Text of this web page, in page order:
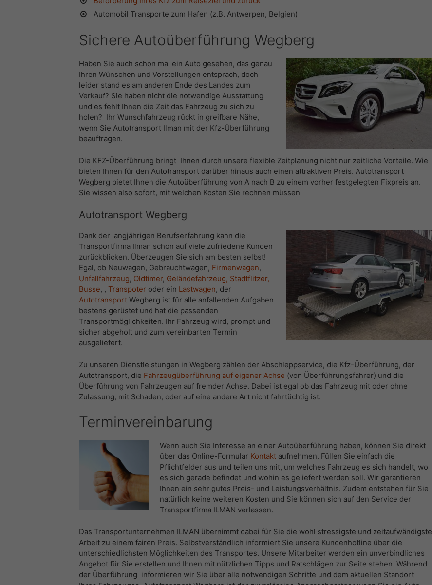
Automobil Transporte zum Hafen (z.B. Antwerpen, Belgien)
Sichere Autoüberführung Wegberg
Haben Sie auch schon mal ein Auto gesehen, das genau
Ihren Wünschen und Vorstellungen entsprach, doch
leider stand es am anderen Ende des Landes zum
Verkauf? Sie haben nicht die notwendige Ausstattung
und es fehlt Ihnen die Zeit das Fahrzeug zu sich zu
holen? Ihr Wunschfahrzeug rückt in greifbare Nähe,
wenn Sie Autotransport Ilman mit der Kfz-Überführung
beauftragen.
Die KFZ-Überführung bringt Ihnen durch unsere flexible Zeitplanung nicht nur zeitliche Vorteile. Wie
bieten Ihnen für den Autotransport darüber hinaus auch einen attraktiven Preis. Autotransport
Wegberg bietet Ihnen die Autoüberführung von A nach B zu einem vorher festgelegten Fixpreis an.
Sie wissen also sofort, mit welchen Kosten Sie rechnen müssen.
Autotransport Wegberg
Dank der langjährigen Berufserfahrung kann die
Transportfirma Ilman schon auf viele zufriedene Kunden
zurückblicken. Überzeugen Sie sich am besten selbst!
Egal, ob Neuwagen, Gebrauchtwagen, Firmenwagen,
Unfallfahrzeug, Oldtimer, Geländefahrzeug, Stadtflitzer,
Busse, , Transpoter oder ein Lastwagen, der
Autotransport Wegberg ist für alle anfallenden Aufgaben
bestens gerüstet und hat die passenden
Transportmöglichkeiten. Ihr Fahrzeug wird, prompt und
sicher abgeholt und zum vereinbarten Termin
ausgeliefert.
Zu unseren Dienstleistungen in Wegberg zählen der Abschleppservice, die Kfz-Überführung, der
Autotransport, die Fahrzeugüberführung auf eigener Achse (von Überführungsfahrer) und die
Überführung von Fahrzeugen auf fremder Achse. Dabei ist egal ob das Fahrzeug mit oder ohne
Zulassung, mit Schaden, oder auf eine andere Art nicht fahrtüchtig ist.
Terminvereinbarung
Wenn auch Sie Interesse an einer Autoüberführung haben, können Sie direkt
über das Online-Formular Kontakt aufnehmen. Füllen Sie einfach die
Pflichtfelder aus und teilen uns mit, um welches Fahrzeug es sich handelt, wo
es sich gerade befindet und wohin es geliefert werden soll. Wir garantieren
Ihnen ein sehr gutes Preis- und Leistungsverhältnis. Zudem entstehen für Sie
natürlich keine weiteren Kosten und Sie können sich auf den Service der
Transportfirma ILMAN verlassen.
Das Transportunternehmen ILMAN übernimmt dabei für Sie die wohl stressigste und zeitaufwändigste
Arbeit zu einem fairen Preis. Selbstverständlich informiert Sie unsere Kundenhotline über die
unterschiedlichsten Möglichkeiten des Transportes. Unsere Mitarbeiter werden ein unverbindliches
Angebot für Sie erstellen und Ihnen mit nützlichen Tipps und Ratschlägen zur Seite stehen. Während
der Überführung informieren wir Sie über alle notwendigen Schritte und dem aktuellen Standort